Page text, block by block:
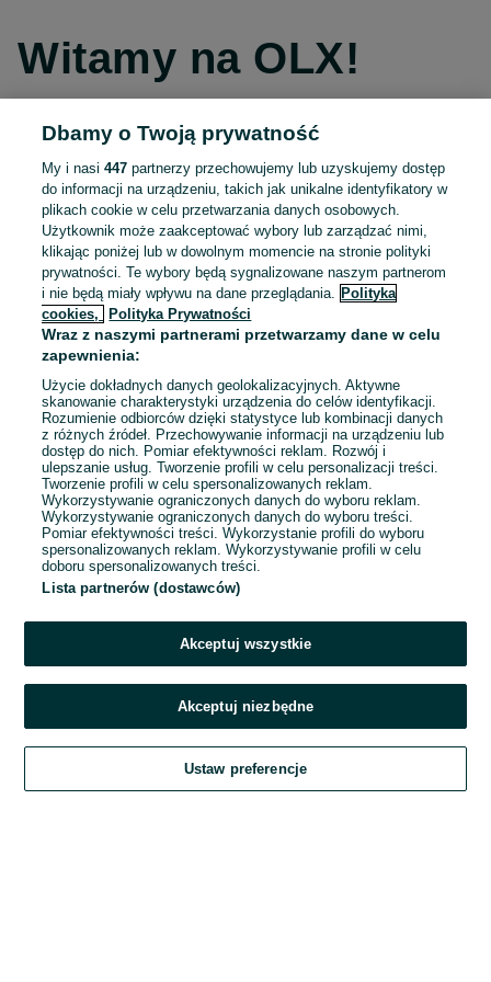
Witamy na OLX!
Kontynuuj przez Facebooka
Kontynuuj przez konto Apple
Kontynuuj przez konto Google
LUB
E-mail
Hasło
Zaloguj się
Kontynuując za pośrednictwem jednego z dostawców wskazanych powyżej,
OLX.pl w jego aktualnym brzmieniu.
Dbamy o Twoją prywatność
My i nasi447 partnerzy przechowujemy lub uzyskujemy dostęp
do informacji na urządzeniu, takich jak unikalne identyfikatory w
plikach cookie w celu przetwarzania danych osobowych.
Użytkownik może zaakceptować wybory lub zarządzać nimi,
klikając poniżej lub w dowolnym momencie na stronie polityki
prywatności. Te wybory będą sygnalizowane naszym partnerom
i nie będą miały wpływu na dane przeglądania.
Polityka
cookies,
Polityka Prywatności
Wraz z naszymi partnerami przetwarzamy dane w celu
zapewnienia:
Użycie dokładnych danych geolokalizacyjnych. Aktywne
skanowanie charakterystyki urządzenia do celów identyfikacji.
Rozumienie odbiorców dzięki statystyce lub kombinacji danych
z różnych źródeł. Przechowywanie informacji na urządzeniu lub
dostęp do nich. Pomiar efektywności reklam. Rozwój i
ulepszanie usług. Tworzenie profili w celu personalizacji treści.
Tworzenie profili w celu spersonalizowanych reklam.
Wykorzystywanie ograniczonych danych do wyboru reklam.
Wykorzystywanie ograniczonych danych do wyboru treści.
Pomiar efektywności treści. Wykorzystanie profili do wyboru
spersonalizowanych reklam. Wykorzystywanie profili w celu
doboru spersonalizowanych treści.
Lista partnerów (dostawców)
Akceptuj wszystkie
Akceptuj niezbędne
Ustaw preferencje